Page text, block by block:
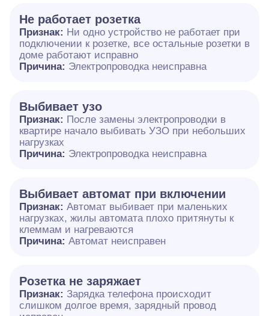
Не работает розетка
Признак: Ни одно устройство не работает при
подключении к розетке, все остальные розетки в
доме работают исправно
Причина: Электропроводка неисправна
Выбивает узо
Признак: После замены электропроводки в
квартире начало выбивать УЗО при небольших
нагрузках
Причина: Электропроводка неисправна
Выбивает автомат при включении
Признак: Автомат выбивает при маленьких
нагрузках, жилы автомата плохо притянуты к
клеммам и нагреваются
Причина: Автомат неисправен
Розетка не заряжает
Признак: Зарядка телефона происходит
слишком долгое время, зарядный провод